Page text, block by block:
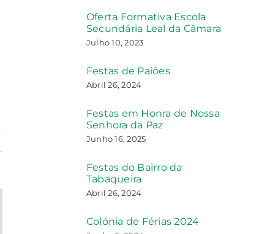
Oferta Formativa Escola
Secundária Leal da Câmara
Julho 10, 2023
Festas de Paiões
Abril 26, 2024
Festas em Honra de Nossa
Senhora da Paz
Junho 16, 2025
Festas do Bairro da
Tabaqueira
Abril 26, 2024
Colónia de Férias 2024